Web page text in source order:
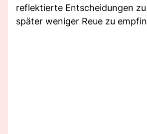
reflektierte Entscheidungen
später weniger Reue zu